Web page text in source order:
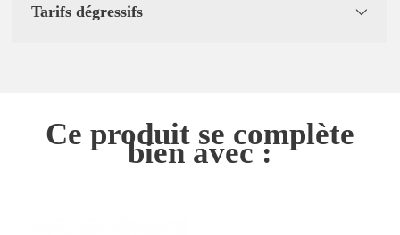
Tarifs dégressifs
Ce produit se complète
bien avec :